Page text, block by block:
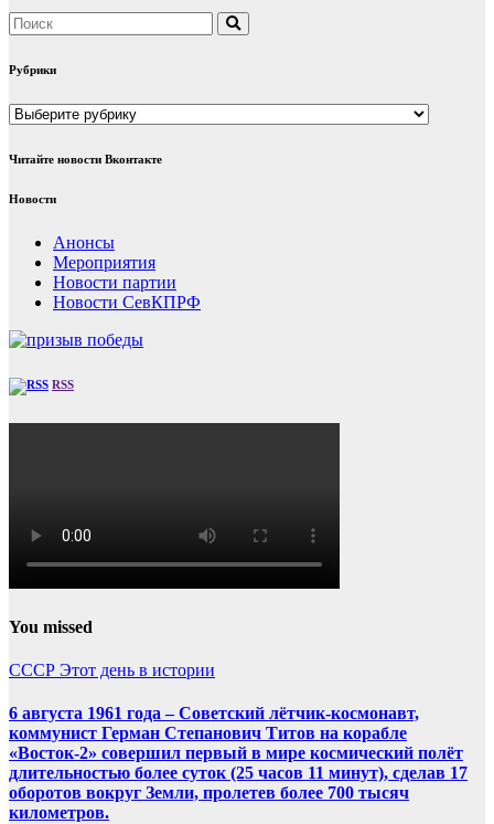
Рубрики
Рубрики
Читайте новости Вконтакте
Новости
Анонсы
Мероприятия
Новости партии
Новости СевКПРФ
RSS
You missed
СССР Этот день в истории
6 августа 1961 года – Советский лётчик-космонавт,
коммунист Герман Степанович Титов на корабле
«Восток-2» совершил первый в мире космический полёт
длительностью более суток (25 часов 11 минут), сделав 17
оборотов вокруг Земли, пролетев более 700 тысяч
километров.